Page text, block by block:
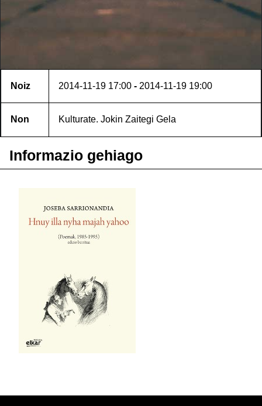
Noiz 2014-11-19 17:00 - 2014-11-19 19:00
Non Kulturate. Jokin Zaitegi Gela
Informazio gehiago